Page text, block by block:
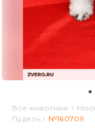
Все животные ›
Пудель › №160709